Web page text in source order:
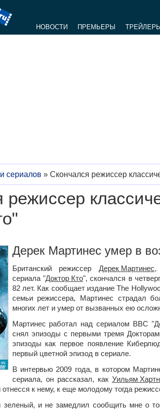
НОВОСТИ ПРЕМЬЕРЫ ТРЕЙЛЕРЫ
сериалов » Скончался режиссер
режиссер
Дерек Мартинес умер в
Британский режиссер Дерек Мартинес,
сериала "Доктор Кто", скончался в
82 лет. Как сообщает издание The
семьи режиссера, Мартинес страдал
многих лет и умер от вызванных ею
Мартинес работал над сериалом BBC "
снял эпизоды с первыми тремя
эпизоды как первое появление
первый цветной эпизод в сериале.
В интервью 2009 года, в котором
сериала, он рассказал, как Уильям
к нему, к еще молодому тогда
зеленый, и не замедлил сообщить мне о